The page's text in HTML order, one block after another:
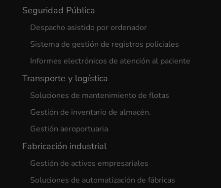
Seguridad Pública
Despacho asistido por ordenador
Sistema de gestión de registros policiales
Informes electrónicos de atención al paciente
Transporte y logística
Soluciones de mantenimiento de flotas
Gestión de inventario de almacén.
Gestión aeroportuaria
Fabricación industrial
Gestión de activos empresariales
Soluciones de automatización de fábricas